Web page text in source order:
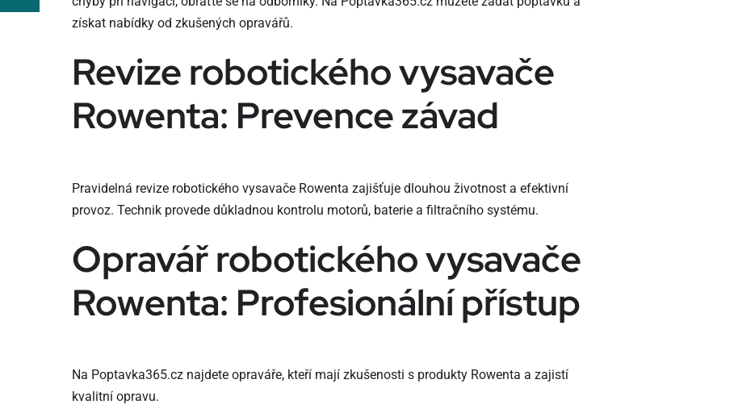
získat nabídky od zkušených opravářů.
Revize robotického vysavače
Rowenta: Prevence závad
Pravidelná revize robotického vysavače Rowenta zajišťuje dlouhou životnost a efektivní
provoz. Technik provede důkladnou kontrolu motorů, baterie a filtračního systému.
Opravář robotického vysavače
Rowenta: Profesionální přístup
Na Poptavka365.cz najdete opraváře, kteří mají zkušenosti s produkty Rowenta a zajistí
kvalitní opravu.